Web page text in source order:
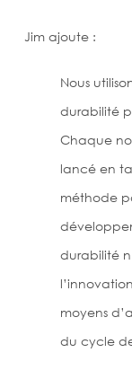
Jim ajoute :
Nous
durabilité
Chaque
lancé en
méthode
durabilité
moyens
du cycle